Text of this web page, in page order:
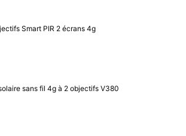
Smart PIR 2 écrans 4g
sans fil 4g à 2 objectifs V380